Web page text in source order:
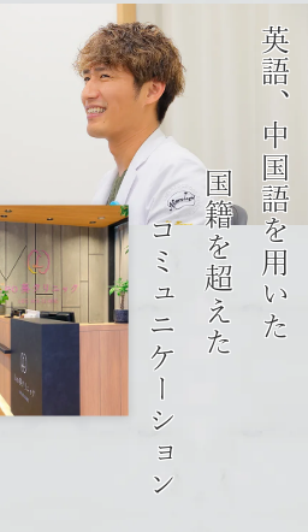
英語、中国語を用いた
国籍を超えた
コミュニケーション